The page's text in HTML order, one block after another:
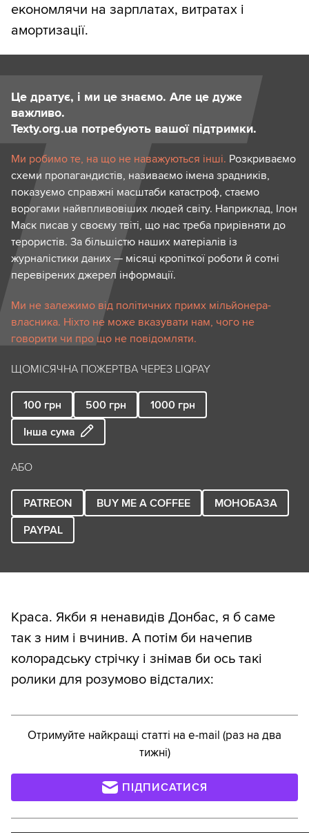
економлячи на зарплатах, витратах і
амортизації.
Це дратує, і ми це знаємо. Але це дуже
важливо.
Texty.org.ua потребують вашої підтримки.
Ми робимо те, на що не наважуються інші. Розкриваємо
схеми пропагандистів, називаємо імена зрадників,
показуємо справжні масштаби катастроф, стаємо
ворогами найвпливовіших людей світу. Наприклад, Ілон
Маск писав у своєму твіті, що нас треба прирівняти до
терористів. За більшістю наших матеріалів із
журналістики даних — місяці кропіткої роботи й сотні
перевірених джерел інформації.
Ми не залежимо від політичних примх мільйонера-
власника. Ніхто не може вказувати нам, чого не
говорити чи про що не повідомляти.
ЩОМІСЯЧНА ПОЖЕРТВА ЧЕРЕЗ LIQPAY
100 грн 500 грн 1000 грн
Інша сума
АБО
PATREON BUY ME A COFFEE
МОНОБАЗА
PAYPAL
Краса. Якби я ненавидів Донбас, я б саме
так з ним і вчинив. А потім би начепив
колорадську стрічку і знімав би ось такі
ролики для розумово відсталих:
Отримуйте найкращі статті на e-mail (раз на два
тижні)
ПІДПИСАТИСЯ